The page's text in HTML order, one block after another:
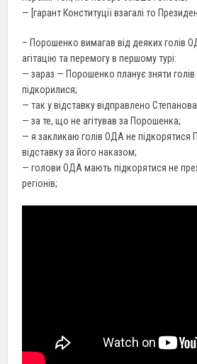
— [гарант Конституції взагалі то
– Порошенко вимагав від деяких голів
агітацію та перемогу в першому турі:
— зараз — Порошенко планує зняти
підкорилися;
— так у відставку відправлено
— за те, що не агітував за Порошенка;
— я закликаю голів ОДА не підкорятися
відставку за його наказом;
— голови ОДА мають підкорятися не
регіонів;